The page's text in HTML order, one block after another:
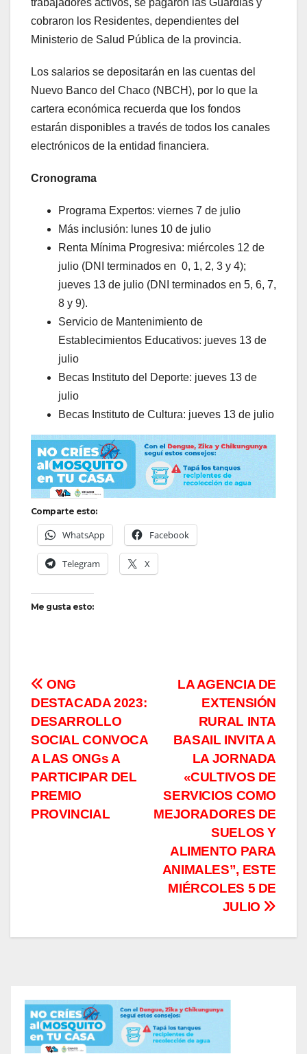
cobraron los Residentes, dependientes del
Ministerio de Salud Pública de la provincia.
Los salarios se depositarán en las cuentas del
Nuevo Banco del Chaco (NBCH), por lo que la
cartera económica recuerda que los fondos
estarán disponibles a través de todos los canales
electrónicos de la entidad financiera.
Cronograma
Programa Expertos: viernes 7 de julio
Más inclusión: lunes 10 de julio
Renta Mínima Progresiva: miércoles 12 de
julio (DNI terminados en 0, 1, 2, 3 y 4);
jueves 13 de julio (DNI terminados en 5, 6, 7,
8 y 9).
Servicio de Mantenimiento de
Establecimientos Educativos: jueves 13 de
julio
Becas Instituto del Deporte: jueves 13 de
julio
Becas Instituto de Cultura: jueves 13 de julio
Comparte esto:
WhatsApp Facebook
Telegram X
Me gusta esto:
Navegación
de
entradas
LA AGENCIA DE
EXTENSIÓN
RURAL INTA
BASAIL INVITA A
LA JORNADA
«CULTIVOS DE
SERVICIOS COMO
MEJORADORES DE
SUELOS Y
ALIMENTO PARA
ANIMALES”, ESTE
MIÉRCOLES 5 DE
JULIO
ONG
DESTACADA 2023:
DESARROLLO
SOCIAL CONVOCA
A LAS ONGs A
PARTICIPAR DEL
PREMIO
PROVINCIAL